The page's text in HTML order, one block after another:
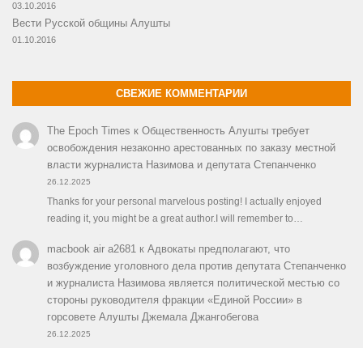
03.10.2016
Вести Русской общины Алушты
01.10.2016
СВЕЖИЕ КОММЕНТАРИИ
The Epoch Times к Общественность Алушты требует
освобождения незаконно арестованных по заказу местной
власти журналиста Назимова и депутата Степанченко
26.12.2025
Thanks for your personal marvelous posting! I actually enjoyed
reading it, you might be a great author.I will remember to…
macbook air a2681к Адвокаты предполагают, что
возбуждение уголовного дела против депутата Степанченко
и журналиста Назимова является политической местью со
стороны руководителя фракции «Единой России» в
горсовете Алушты Джемала Джангобегова
26.12.2025